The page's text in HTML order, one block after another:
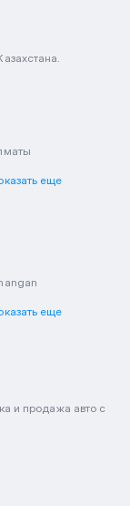
еще
еще
и продажа авто с